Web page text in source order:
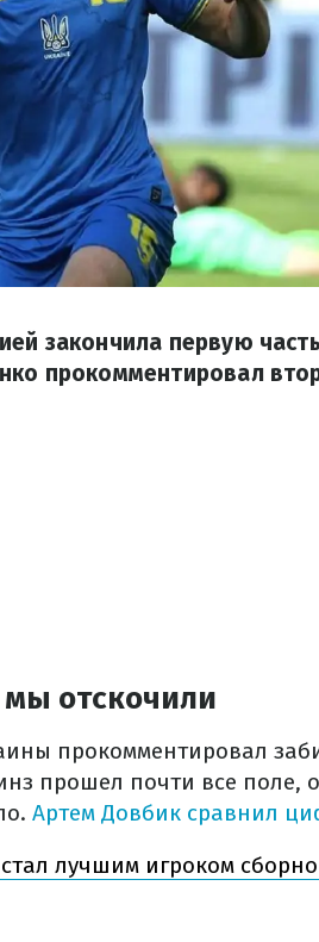
закончила первую
прокомментировал
отскочили
прокомментировал
прошел почти все поле,
Артем Довбик сравнил
лучшим игроком